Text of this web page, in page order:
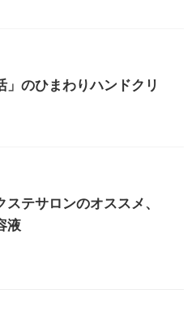
」のひまわりハンドクリ
ステサロンのオススメ、
液